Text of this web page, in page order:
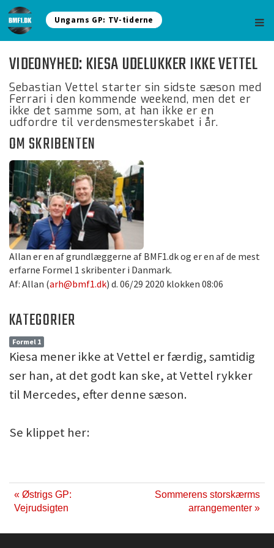
Ungarns GP: TV-tiderne
VIDEONYHED: KIESA UDELUKKER IKKE VETTEL
Sebastian Vettel starter sin sidste sæson med
Ferrari i den kommende weekend, men det er
ikke det samme som, at han ikke er en
udfordre til verdensmesterskabet i år.
OM SKRIBENTEN
Allan er en af grundlæggerne af BMF1.dk og er en af de mest
erfarne Formel 1 skribenter i Danmark.
Af: Allan (arh@bmf1.dk) d. 06/29 2020 klokken 08:06
KATEGORIER
Formel 1
Kiesa mener ikke at Vettel er færdig, samtidig
ser han, at det godt kan ske, at Vettel rykker
til Mercedes, efter denne sæson.
Se klippet her:
« Østrigs GP:
Vejrudsigten
Sommerens storskærms
arrangementer »